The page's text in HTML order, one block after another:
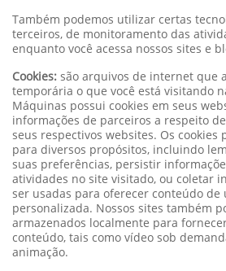
Também podemos utilizar certas
terceiros, de monitoramento das
enquanto você acessa nossos sites e
Cookies: são arquivos de internet que
temporária o que você está visitando
Máquinas possui cookies em seus
informações de parceiros a respeito
seus respectivos websites. Os cookies
para diversos propósitos, incluindo
suas preferências, persistir
atividades no site visitado, ou coletar
ser usadas para oferecer conteúdo de
personalizada. Nossos sites também
armazenados localmente para
conteúdo, tais como vídeo sob
animação.